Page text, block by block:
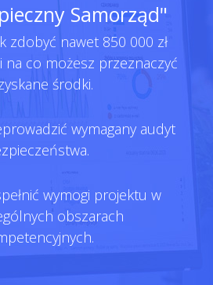
Samorząd"
zdobyć nawet 850 000 zł
na co możesz przeznaczyć
środki.
wymagany audyt
wymogi projektu w
obszarach